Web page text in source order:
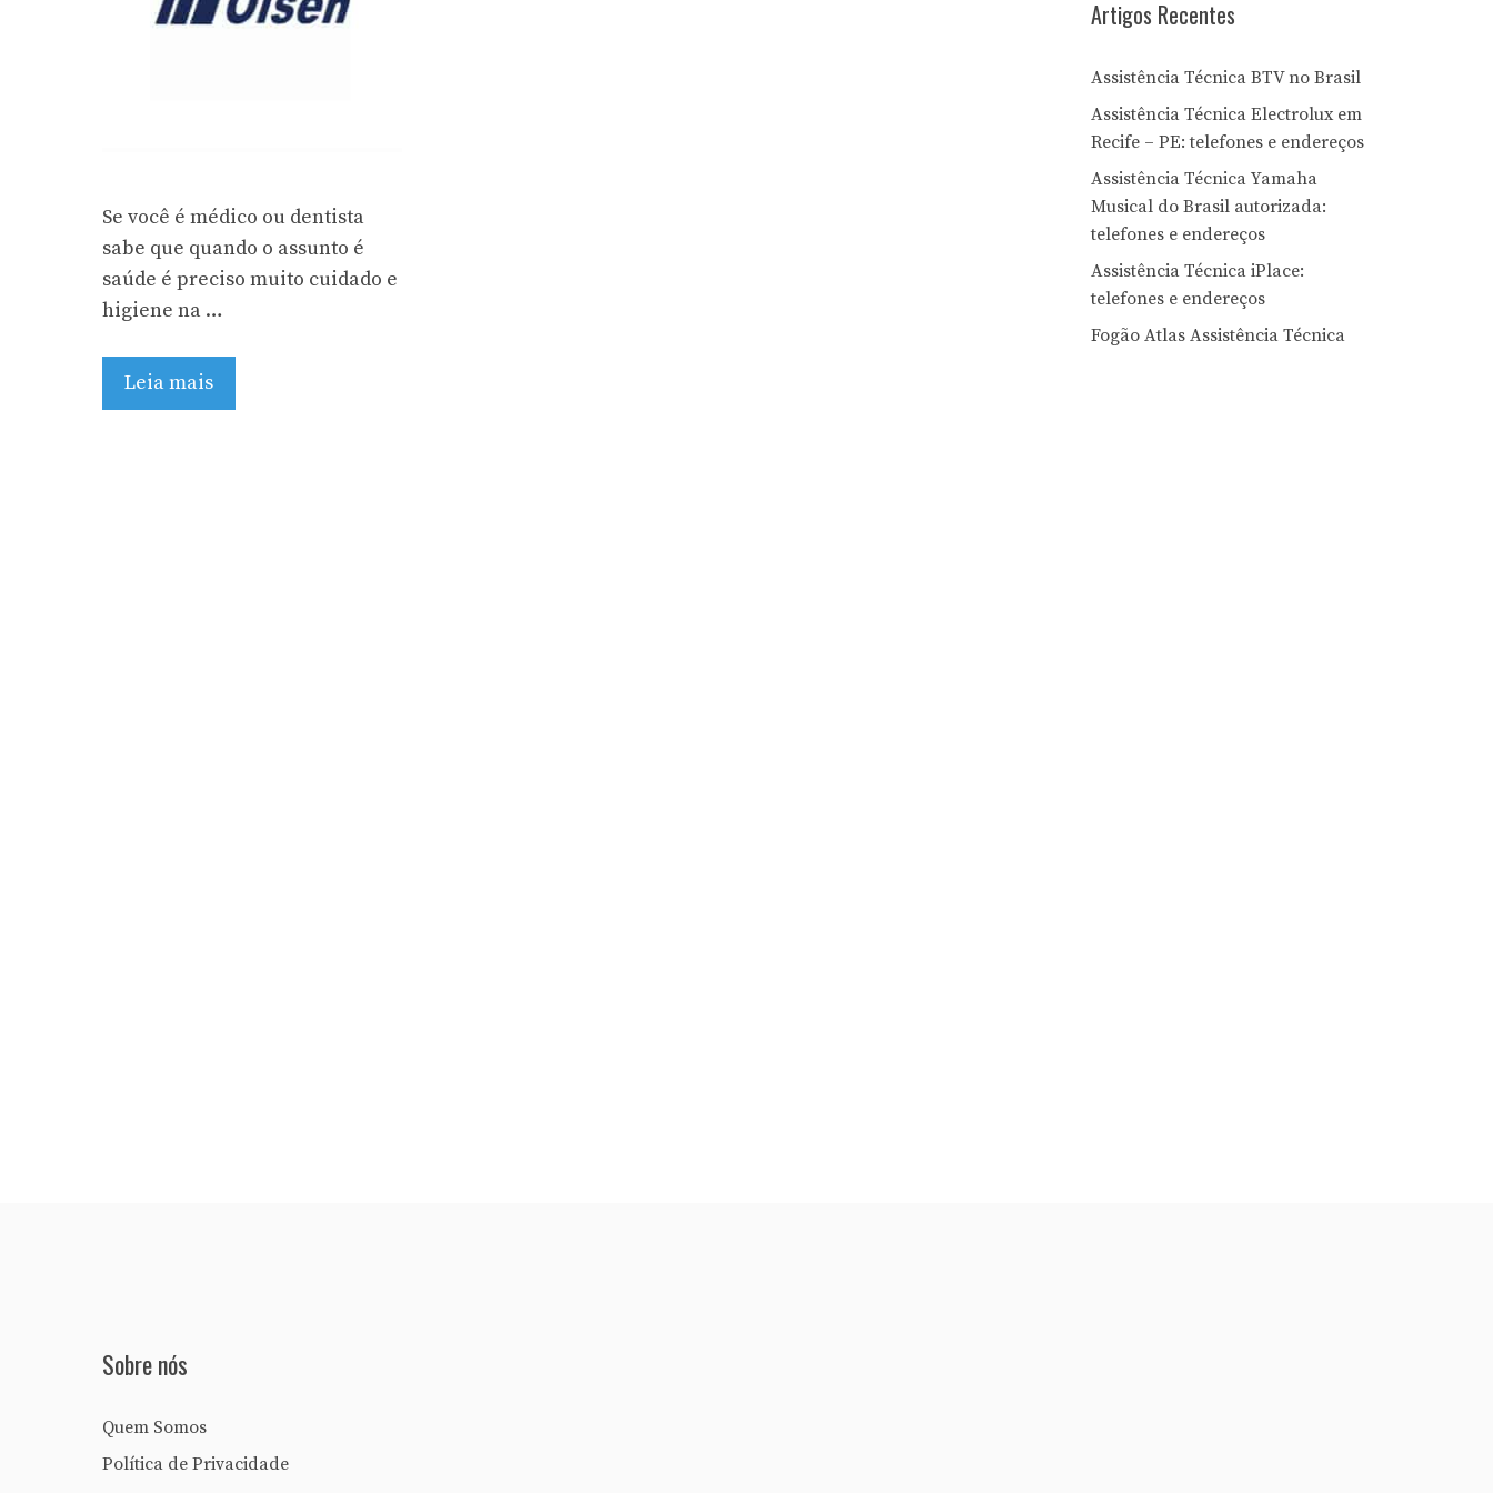
Se você é médico ou dentista
sabe que quando o assunto é
saúde é preciso muito cuidado e
higiene na …
Leia mais
Artigos Recentes
Assistência Técnica BTV no Brasil
Assistência Técnica Electrolux em
Recife – PE: telefones e endereços
Assistência Técnica Yamaha
Musical do Brasil autorizada:
telefones e endereços
Assistência Técnica iPlace:
telefones e endereços
Fogão Atlas Assistência Técnica
Sobre nós
Quem Somos
Política de Privacidade